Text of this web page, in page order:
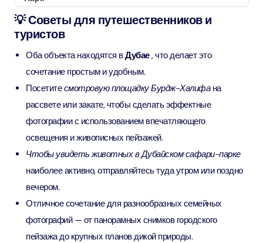
💡 Советы для путешественников и
туристов
Оба объекта находятся вДубае, что делает это
сочетание простым и удобным.
Посетитесмотровую площадку Бурдж-Халифана
рассвете или закате, чтобы сделать эффектные
фотографии с использованием впечатляющего
освещения и живописных пейзажей.
Чтобы увидеть животных в Дубайском сафари-парке
наиболее активно, отправляйтесь туда утром или поздно
вечером.
Отличное сочетание для разнообразных семейных
фотографий — от панорамных снимков городского
пейзажа до крупных планов дикой природы.